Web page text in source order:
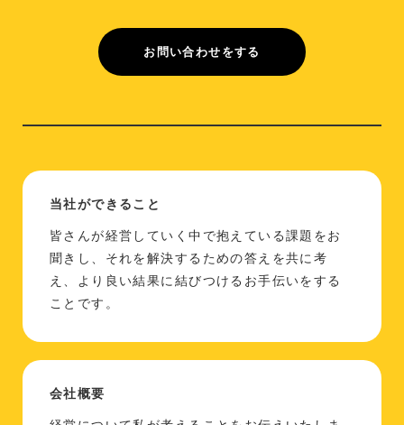
お問い合わせをする
当社ができること
皆さんが経営していく中で抱えている課題をお
聞きし、それを解決するための答えを共に考
え、より良い結果に結びつけるお手伝いをする
ことです。
会社概要